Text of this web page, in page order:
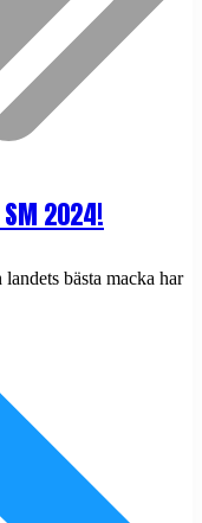
2024!
bästa macka har